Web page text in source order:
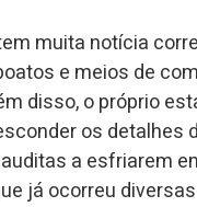
muita notícia
e meios de
disso, o próprio
os detalhes
a esfriarem
já ocorreu